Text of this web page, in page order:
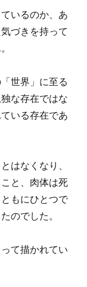
いるのか、あ
づきを持って
世界」に至る
な存在ではな
いる存在であ
はなくなり、
と、肉体は死
もにひとつで
のでした。
て描かれてい